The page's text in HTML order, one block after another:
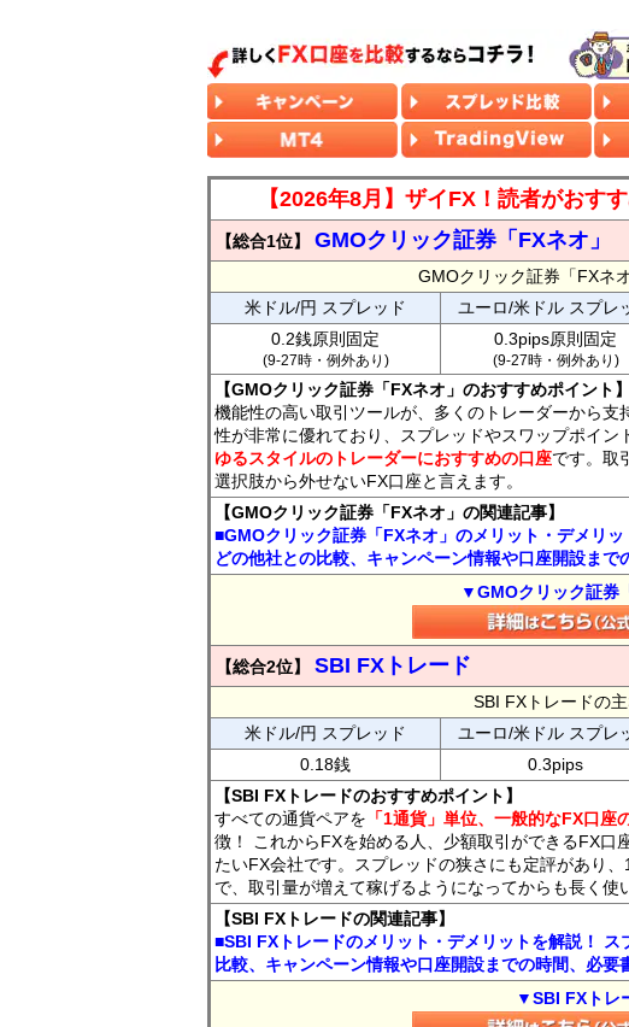
【2026年8月】ザイFX！読者がおす
【総合1位】 GMOクリック証券「FXネオ」
GMOクリック証券「FXネ
米ドル/円 スプレッド
ユーロ/米ドル スプレ
0.2銭原則固定
(9-27時・例外あり)
0.3pips原則固定
(9-27時・例外あり)
【GMOクリック証券「FXネオ」のおすすめポイント】
機能性の高い取引ツールが、多くのトレーダーから
性が非常に優れており、スプレッドやスワップポイン
ゆるスタイルのトレーダーにおすすめの口座です。取
選択肢から外せないFX口座と言えます。
【GMOクリック証券「FXネオ」の関連記事】
■GMOクリック証券「FXネオ」のメリット・デメリ
どの他社との比較、キャンペーン情報や口座開設まで
▼GMOクリック証券
【総合2位】 SBI FXトレード
SBI FXトレードの
米ドル/円 スプレッド
ユーロ/米ドル スプレ
0.18銭
0.3pips
【SBI FXトレードのおすすめポイント】
すべての通貨ペアを 「1通貨」単位、一般的なFX口
徴！ これからFXを始める人、少額取引ができるFX口
たいFX会社です。スプレッドの狭さにも定評があり
で、取引量が増えて稼げるようになってからも長く使
【SBI FXトレードの関連記事】
■SBI FXトレードのメリット・デメリットを解説！
比較、キャンペーン情報や口座開設までの時間、必要
▼SBI FXトレ